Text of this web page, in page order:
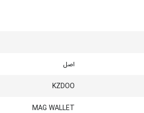
اصل
KZDOO
MAG WALLET